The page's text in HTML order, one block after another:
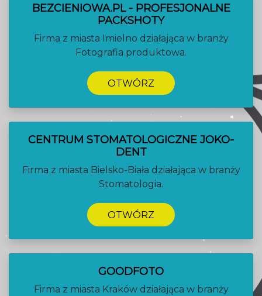
BEZCIENIOWA.PL - PROFESJONALNE
PACKSHOTY
Firma z miasta Imielno działająca w branży
Fotografia produktowa.
OTWÓRZ
CENTRUM STOMATOLOGICZNE JOKO-
DENT
Firma z miasta Bielsko-Biała działająca w branży
Stomatologia.
OTWÓRZ
GOODFOTO
Firma z miasta Kraków działająca w branży